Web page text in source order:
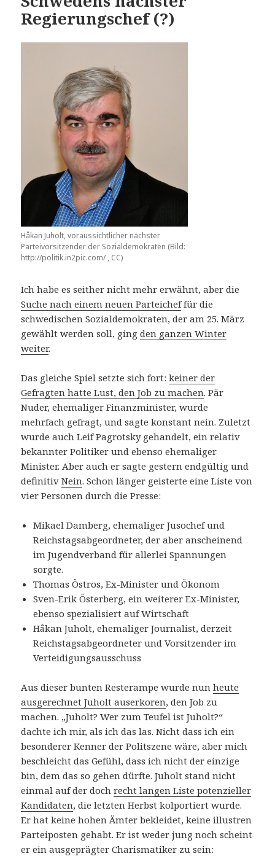
Regierungschef (?)
Håkan Juholt, voraussichtlicher nächster
Parteivorsitzender der Sozialdemokraten (Bild:
http://politik.in2pic.com/ , CC)
Ich habe es seither nicht mehr erwähnt, aber die
Suche nach einem neuen Parteicheffür die
schwedischen Sozialdemokraten, der am 25. März
gewählt werden soll, gingden ganzen Winter
weiter.
Das gleiche Spiel setzte sich fort:keiner der
Gefragten hatte Lust, den Job zu machen. Pär
Nuder, ehemaliger Finanzminister, wurde
mehrfach gefragt, und sagte konstant nein. Zuletzt
wurde auch Leif Pagrotsky gehandelt, ein relativ
bekannter Politiker und ebenso ehemaliger
Minister. Aber auch er sagte gestern endgültig und
definitivNein. Schon länger geisterte eine Liste von
vier Personen durch die Presse:
Mikael Damberg, ehemaliger Jusochef und
Reichstagsabgeordneter, der aber anscheinend
im Jugendverband für allerlei Spannungen
sorgte.
Thomas Östros, Ex-Minister und Ökonom
Sven-Erik Österberg, ein weiterer Ex-Minister,
ebenso spezialisiert auf Wirtschaft
Håkan Juholt, ehemaliger Journalist, derzeit
Reichstagsabgeordneter und Vorsitzender im
Verteidigungsausschuss
Aus dieser bunten Resterampe wurde nunheute
ausgerechnet Juholt auserkoren, den Job zu
machen. „Juholt? Wer zum Teufel ist Juholt?“
dachte ich mir, als ich das las. Nicht dass ich ein
besonderer Kenner der Politszene wäre, aber mich
beschleicht das Gefühl, dass ich nicht der einzige
bin, dem das so gehen dürfte. Juholt stand nicht
einmal auf der dochrecht langen Liste potenzieller
Kandidaten, die letzten Herbst kolportiert wurde.
Er hat keine hohen Ämter bekleidet, keine illustren
Parteiposten gehabt. Er ist weder jung noch scheint
er ein ausgeprägter Charismatiker zu sein: